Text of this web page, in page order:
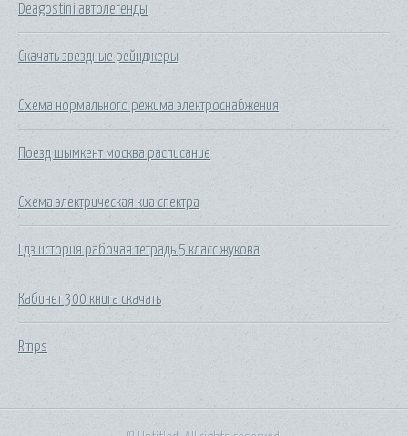
Deagostini автолегенды
Скачать звездные рейнджеры
Схема нормального режима электроснабжения
Поезд шымкент москва расписание
Схема электрическая киа спектра
Гдз история рабочая тетрадь 5 класс жукова
Кабинет 300 книга скачать
Rmps